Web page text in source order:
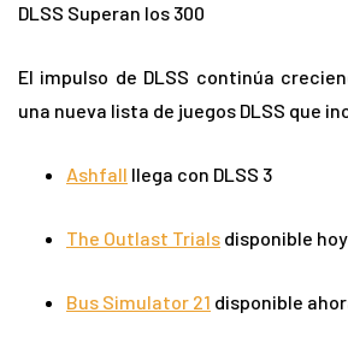
DLSS Superan los 300
El impulso de DLSS continúa
una nueva lista de juegos DLSS que
Ashfall llega con DLSS 3
The Outlast Trials disponible
Bus Simulator 21 disponible